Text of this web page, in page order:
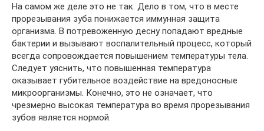
На самом же деле это не так. Дело в том, что в месте
прорезывания зуба понижается иммунная защита
организма. В потревоженную десну попадают вредные
бактерии и вызывают воспалительный процесс, который
всегда сопровождается повышением температуры тела.
Следует уяснить, что повышенная температура
оказывает губительное воздействие на вредоносные
микроорганизмы. Конечно, это не означает, что
чрезмерно высокая температура во время прорезывания
зубов является нормой.